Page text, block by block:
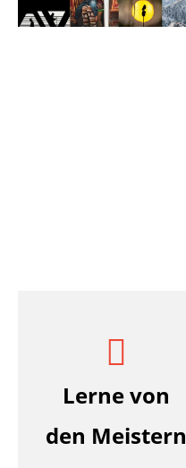
Lerne von
den Meistern